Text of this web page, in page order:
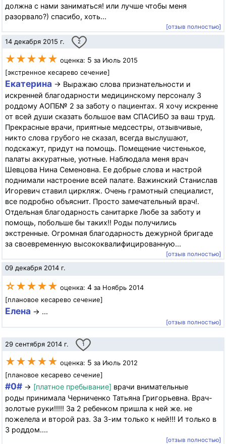
должна с нами заниматься! или лучше чтобы меня
разорвало?) спасибо, хоть...
[отзыв полностью]
14 декабря 2015 г. 2
★★★★★ оценка: 5 за Июль 2015
[экстренное кесарево сечение]
Екатерина → Выражаю слова признательности и
искренней благодарности медицинскому персоналу 3
роддому АОПБ№ 2 за заботу о пациентах. Я хочу искренне
от всей души сказать большое вам СПАСИБО за ваш труд.
Прекрасные врачи, приятные медсестры, отзывчивые,
никто слова грубого не сказал, всегда выслушают,
подскажут, придут на помощь. Помещение чистенькое,
палаты аккуратные, уютные. Наблюдала меня врач
Шевцова Нина Семеновна. Ее добрые слова и настрой
поднимали настроение всей палате. Важинский Станислав
Игоревич ставил циркляж. Очень грамотный специалист,
все подробно объяснит. Просто замечательный врач!.
Отдельная благодарность санитарке Любе за заботу и
помощь, побольше бы таких!! Роды получились
экстренные. Огромная благодарность дежурной бригаде
за своевременную высококвалифицированную...
[отзыв полностью]
09 декабря 2014 г.
☆★★★★ оценка: 4 за Ноябрь 2014
[плановое кесарево сечение]
Елена → ...
[отзыв полностью]
29 сентября 2014 г. 1
★★★★★ оценка: 5 за Июль 2012
[плановое кесарево сечение]
#0# → [платное пребывание] врачи внимательные
роды принимала Черниченко Татьяна Григорьевна. Врач-
золотые руки!!!!! За 2 ребенком пришла к ней же. не
пожелела и второй раз. За 3-им только к ней!!! И только в
3 роддом....
[отзыв полностью]